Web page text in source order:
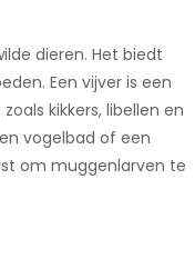
dieren. Het biedt
Een vijver is een
kikkers, libellen en
vogelbad of een
om muggenlarven te